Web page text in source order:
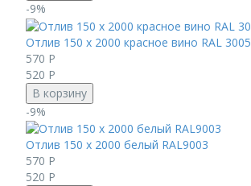
-9%
Отлив 150 х 2000 красное вино RAL 3005
570 Р
520 Р
В корзину
-9%
Отлив 150 х 2000 белый RAL9003
570 Р
520 Р